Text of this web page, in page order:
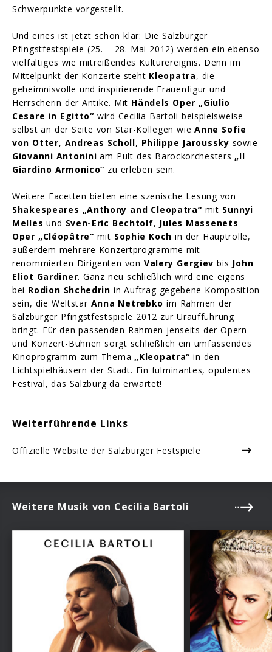
Schwerpunkte vorgestellt.
Und eines ist jetzt schon klar: Die Salzburger
Pfingstfestspiele (25. – 28. Mai 2012) werden ein ebenso
vielfältiges wie mitreißendes Kulturereignis. Denn im
Mittelpunkt der Konzerte steht Kleopatra, die
geheimnisvolle und inspirierende Frauenfigur und
Herrscherin der Antike. Mit Händels Oper „Giulio
Cesare in Egitto“ wird Cecilia Bartoli beispielsweise
selbst an der Seite von Star-Kollegen wieAnne Sofie
von Otter, Andreas Scholl, Philippe Jaroussky sowie
Giovanni Antonini am Pult des Barockorchesters„Il
Giardino Armonico“ zu erleben sein.
Weitere Facetten bieten eine szenische Lesung von
Shakespeares „Anthony and Cleopatra“ mit Sunnyi
Melles und Sven-Eric Bechtolf, Jules Massenets
Oper „Cléopâtre“ mit Sophie Koch in der Hauptrolle,
außerdem mehrere Konzertprogramme mit
renommierten Dirigenten von Valery Gergiev bis John
Eliot Gardiner. Ganz neu schließlich wird eine eigens
bei Rodion Shchedrin in Auftrag gegebene Komposition
sein, die Weltstar Anna Netrebko im Rahmen der
Salzburger Pfingstfestspiele 2012 zur Uraufführung
bringt. Für den passenden Rahmen jenseits der Opern-
und Konzert-Bühnen sorgt schließlich ein umfassendes
Kinoprogramm zum Thema„Kleopatra“ in den
Lichtspielhäusern der Stadt. Ein fulminantes, opulentes
Festival, das Salzburg da erwartet!
Weiterführende Links
Offizielle Website der Salzburger Festspiele
Weitere Musik von Cecilia Bartoli